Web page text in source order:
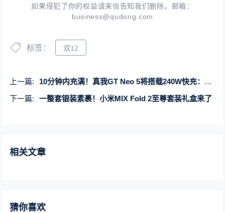
如果侵犯了你的权益请来信告知我们删除。邮箱：
business@qudong.com
标签： 双12
上一篇:
10分钟内充满！真我GT Neo 5将搭载240W快充：已获安全认证
下一篇:
一整套银装素裹！小米MIX Fold 2至尊套装礼盒来了
相关文章
猜你喜欢